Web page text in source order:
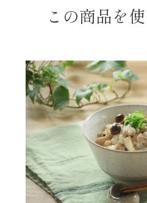
お子さま
ひなまつり
こどもの日
ハロウィン
運動会
ハコネーゼ イカスミ
ハコネーゼ ボンゴレ
ハコネーゼ アラビアータ
ハコネーゼ クリーミー
この商品を